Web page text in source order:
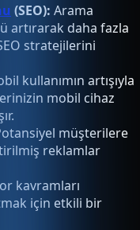
(SEO): Arama
artırarak daha fazla
stratejilerini
kullanımın artışıyla
mobil cihaz
müşterilere
reklamlar
kavramları
için etkili bir